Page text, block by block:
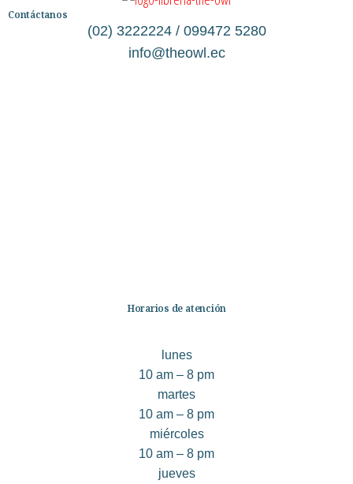
Contáctanos
(02) 3222224 / 099472 5280
info@theowl.ec
Horarios de atención
lunes
10 am – 8 pm
martes
10 am – 8 pm
miércoles
10 am – 8 pm
jueves